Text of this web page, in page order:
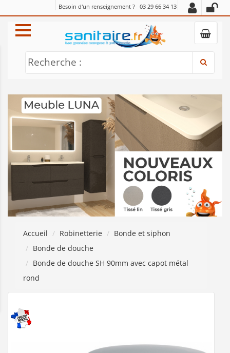
Besoin d'un renseignement ? 03 29 66 34 13
Recherche :
Accueil Robinetterie
Bonde et siphon
Bonde de douche
Bonde de douche SH 90mm avec capot métal
rond